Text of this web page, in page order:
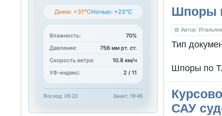
Шпоры
Автор:
Тип
Шпоры по
САУ
Днем: +31°CНочью: +23°C
Влажность:
70%
Давление:
756 мм рт. ст.
Скорость ветра:
10.8 км/ч
УФ-индекс:
2 / 11
Восход: 05:22 Закат: 19:45